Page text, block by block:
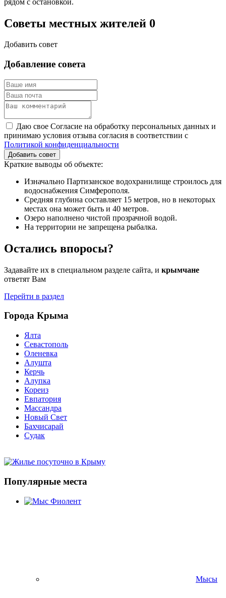
Советы местных жителей 0
Добавить совет
Добавление совета
Даю свое Согласие на обработку персональных данных и
принимаю условия отзыва согласия в соответствии с
Политикой конфиденциальности
Добавить совет
Краткие выводы об объекте:
Изначально Партизанское водохранилище строилось для
водоснабжения Симферополя.
Средняя глубина составляет 15 метров, но в некоторых
местах она может быть и 40 метров.
Озеро наполнено чистой прозрачной водой.
На территории не запрещена рыбалка.
Остались впоросы?
Задавайте их в специальном разделе сайта, и крымчане
ответят Вам
Перейти в раздел
Города Крыма
Ялта
Севастополь
Оленевка
Алушта
Керчь
Алупка
Кореиз
Евпатория
Массандра
Новый Свет
Бахчисарай
Судак
Популярные места
Мысы